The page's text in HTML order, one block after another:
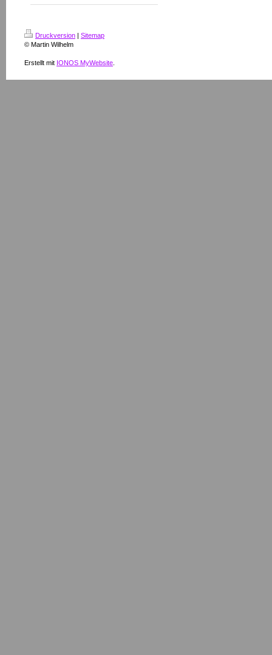
Druckversion | Sitemap
© Martin Wilhelm
Erstellt mit IONOS MyWebsite